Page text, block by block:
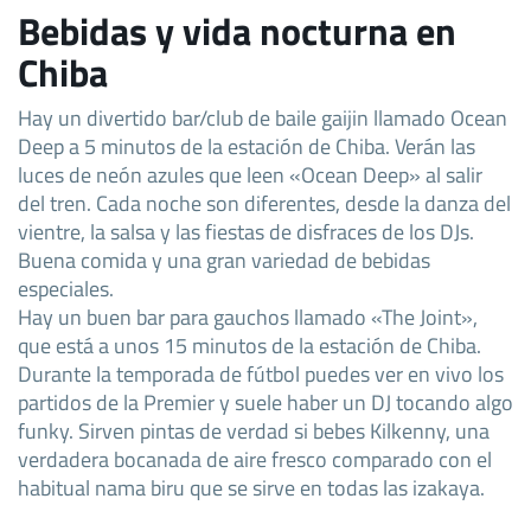
Bebidas y vida nocturna en
Chiba
Hay un divertido bar/club de baile gaijin llamado Ocean
Deep a 5 minutos de la estación de Chiba. Verán las
luces de neón azules que leen «Ocean Deep» al salir
del tren. Cada noche son diferentes, desde la danza del
vientre, la salsa y las fiestas de disfraces de los DJs.
Buena comida y una gran variedad de bebidas
especiales.
Hay un buen bar para gauchos llamado «The Joint»,
que está a unos 15 minutos de la estación de Chiba.
Durante la temporada de fútbol puedes ver en vivo los
partidos de la Premier y suele haber un DJ tocando algo
funky. Sirven pintas de verdad si bebes Kilkenny, una
verdadera bocanada de aire fresco comparado con el
habitual nama biru que se sirve en todas las izakaya.